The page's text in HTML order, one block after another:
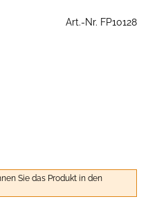
Art.-Nr. FP10128
Sie das Produkt in den